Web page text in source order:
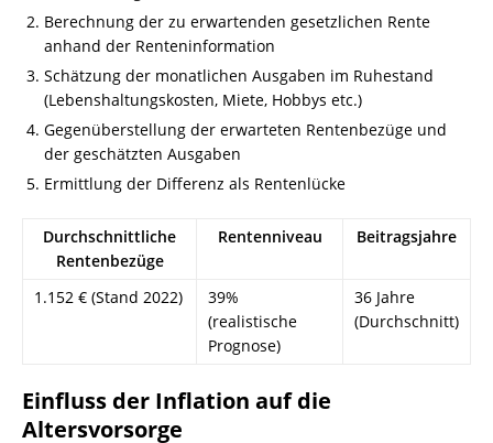
Berechnung der zu erwartenden gesetzlichen Rente
anhand der Renteninformation
Schätzung der monatlichen Ausgaben im Ruhestand
(Lebenshaltungskosten, Miete, Hobbys etc.)
Gegenüberstellung der erwarteten Rentenbezüge und
der geschätzten Ausgaben
Ermittlung der Differenz als Rentenlücke
Durchschnittliche
Rentenbezüge
Rentenniveau Beitragsjahre
1.152 € (Stand 2022)
39%
(realistische
Prognose)
36 Jahre
(Durchschnitt)
Einfluss der Inflation auf die
Altersvorsorge